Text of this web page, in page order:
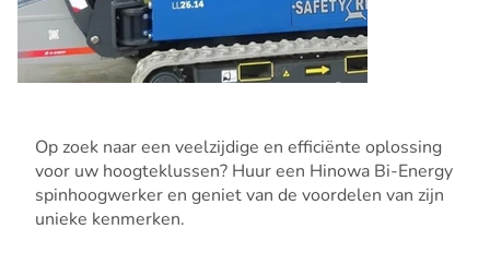
Op zoek naar een veelzijdige en efficiënte oplossing
voor uw hoogteklussen? Huur een Hinowa Bi-Energy
spinhoogwerker en geniet van de voordelen van zijn
unieke kenmerken.